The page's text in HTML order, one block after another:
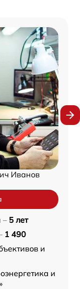
Иванов
– 5 лет
1 490
и
и